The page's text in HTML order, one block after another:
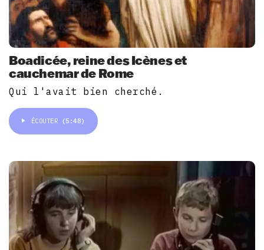
Boadicée, reine des Icènes et
cauchemar de Rome
Qui l'avait bien cherché.
ÉCOUTER (5:48)